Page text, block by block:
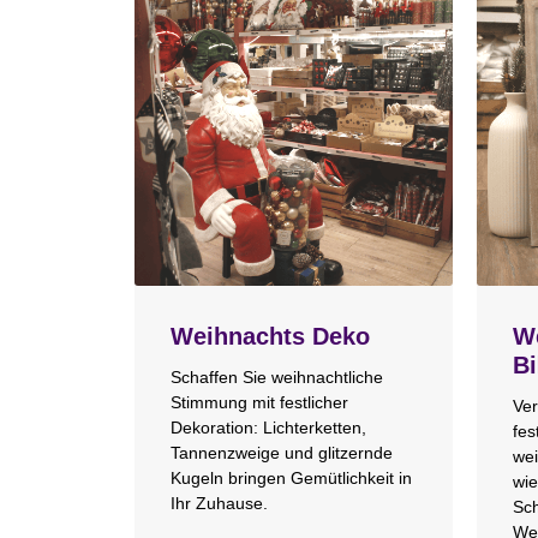
Weihnachts Deko
Schaffen Sie weihnachtliche
Stimmung mit festlicher
Dekoration: Lichterketten,
Tannenzweige und glitzernde
Kugeln bringen Gemütlichkeit in
Ihr Zuhause.